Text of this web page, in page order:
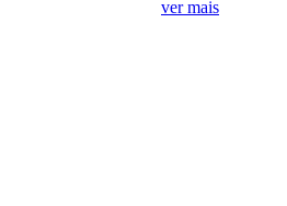
ver mais